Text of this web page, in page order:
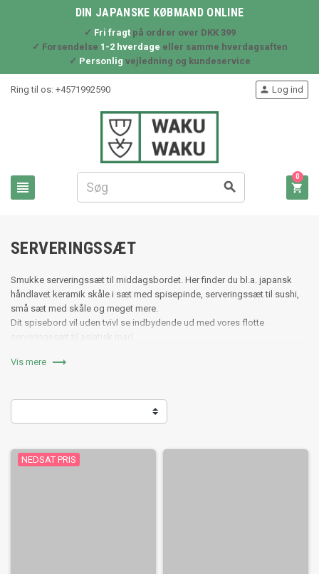
DIN JAPANSKE KØBMAND ONLINE
✓ Fri fragtpå ordrer over DKK 399
✓ Forsendelse 1-2 hverdage eller samme hverdagsaften
✓ Personlig vejledning og kundeservice
Ring til os: +4571992590
 
 Log ind

0
SERVERINGSSÆT
Smukke serveringssæt til middagsbordet. Her finder du bl.a. japansk
håndlavet keramik skåle i sæt med spisepinde, serveringssæt til sushi,
små sæt med skåle og meget mere.
Dit spisebord vil uden tvivl se indbydende ud med vores flotte
keramik.
Vis mere 
NEDSAT PRIS